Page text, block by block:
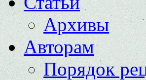
Архивы
Авторам
Порядок